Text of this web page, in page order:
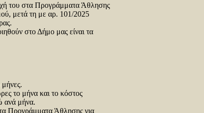
του στα Προγράμματα Άθλησης
μετά τη με αρ. 101/2025
στο Δήμο μας είναι τα
το μήνα και το κόστος
ανά μήνα.
Προγράμματα Άθλησης για